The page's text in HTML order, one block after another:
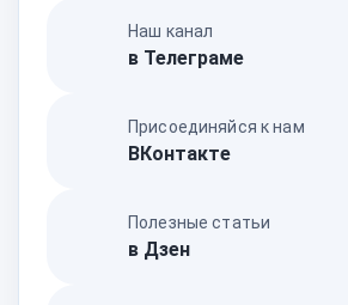
Наш канал
в Телеграме
Присоединяйся к нам
ВКонтакте
Полезные статьи
в Дзен